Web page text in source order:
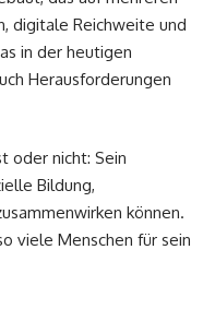
digitale Reichweite und
in der heutigen
Herausforderungen
oder nicht: Sein
Bildung,
können.
viele Menschen für sein